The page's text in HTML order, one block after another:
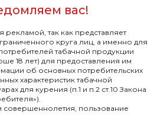
Milk), 100гр.
Подробнее
ХИТ
вас!
рекламой, так как представляет
круга лиц, а именно для
табачной продукции
18 лет) для предоставления им
об основных потребительских
характеристик табачной
для курения (п.1 и п.2 ст.10 Закона
совершеннолетия, пользование